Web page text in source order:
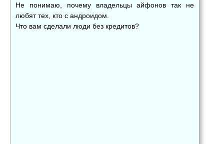
Не понимаю, почему владельцы айфонов так не
любят тех, кто с андроидом.
Что вам сделали люди без кредитов?